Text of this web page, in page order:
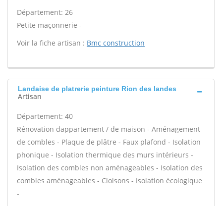
Département: 26
Petite maçonnerie -
Voir la fiche artisan : Bmc construction
Landaise de platrerie peinture Rion des landes
Artisan
Département: 40
Rénovation dappartement / de maison - Aménagement
de combles - Plaque de plâtre - Faux plafond - Isolation
phonique - Isolation thermique des murs intérieurs -
Isolation des combles non aménageables - Isolation des
combles aménageables - Cloisons - Isolation écologique
-